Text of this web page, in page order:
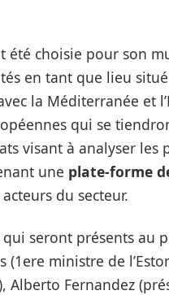
été choisie pour son
en tant que lieu
la Méditerranée et
qui se
visant à analyser
une plate-forme
du secteur.
qui seront présents au
ministre de
Alberto Fernandez